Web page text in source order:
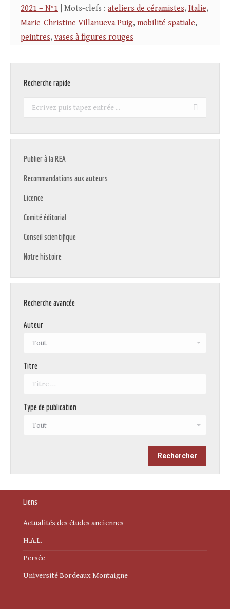
2021 – N°1 | Mots-clefs : ateliers de céramistes, Italie,
Marie-Christine Villanueva Puig, mobilité spatiale,
peintres, vases à figures rouges
Recherche rapide
Recherche
Publier à la REA
Recommandations aux auteurs
Licence
Comité éditorial
Conseil scientifique
Notre histoire
Recherche avancée
Auteur
Titre
Type de publication
Liens
Actualités des études anciennes
H.A.L.
Persée
Université Bordeaux Montaigne